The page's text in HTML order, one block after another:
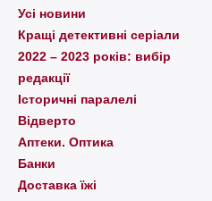
Усі новини
Кращі детективні серіали
2022 – 2023 років: вибір
редакції
Історичні паралелі
Відверто
Аптеки. Оптика
Банки
Доставка їжі